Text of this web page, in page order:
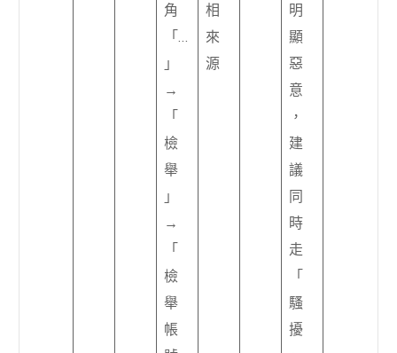
角
「…
」
→
「
檢
舉
」
→
「
檢
舉
帳
相
來
源
明
顯
惡
意
，
建
議
同
時
走
「
騷
擾